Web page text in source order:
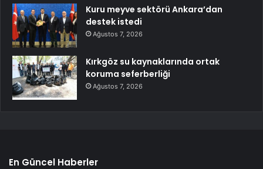
Kuru meyve sektörü Ankara’dan
destek istedi
Ağustos 7, 2026
Kırkgöz su kaynaklarında ortak
koruma seferberliği
Ağustos 7, 2026
En Güncel Haberler